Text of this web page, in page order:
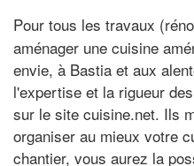
Pour tous les travaux
aménager une cuisine
envie, à Bastia et aux
l'expertise et la rigueur
sur le site cuisine.net. Ils
organiser au mieux votre
chantier, vous aurez la